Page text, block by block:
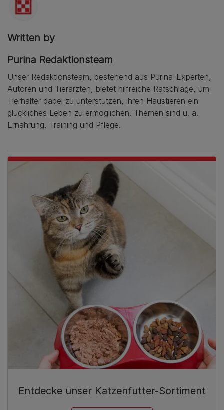
Written by
Purina Redaktionsteam
Unser Redaktionsteam, bestehend aus Purina-Experten,
Autoren und Tierärzten, bietet hilfreiche Ratschläge, um
Tierhalter dabei zu unterstützen, ihren Haustieren ein
glückliches Leben zu ermöglichen. Themen sind u. a.
Ernährung, Training und Pflege.
Entdecke unser Katzenfutter-Sortiment